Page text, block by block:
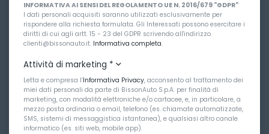
INFORMATIVA AI SENSI DEL REGOLAMENTO UE N. 2016/679 "GDPR"
I dati personali acquisiti saranno utilizzati esclusivamente per
rispondere alla richiesta formulata. Gli Interessati possono esercitare i
diritti di cui agli artt. 15 - 23 del GDPR scrivendo all'indirizzo
clienti@bissonauto.it. Informativa completa.
Attività di marketing *
Letta e compresa l’Informativa Privacy, acconsento al trattamento dei
miei dati personali da parte di BissonAuto S.p.A. per finalità di
marketing, con modalità elettroniche e/o cartacee, e, in particolare, a
mezzo posta ordinaria o email, telefono (es. chiamate automatizzate,
SMS, sistemi di messaggistica istantanea), e qualsiasi altro canale
informatico (es. siti web, mobile app).